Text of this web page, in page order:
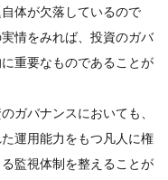
体が欠落しているので
情をみれば、投資のガバ
重要なものであることが
ガバナンスにおいても、
運用能力をもつ凡人に権
監視体制を整えることが